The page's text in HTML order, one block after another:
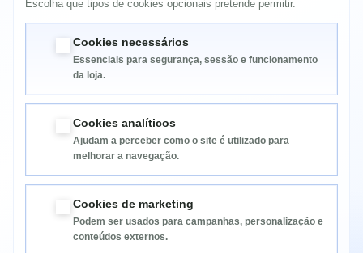
HP Color LaserJet CM1017 MFP
Informação
Categorias
Escolha que tipos de cookies opcionais pretende permitir.
Cookies necessários
Essenciais para segurança, sessão e funcionamento
da loja.
Cookies analíticos
Ajudam a perceber como o site é utilizado para
melhorar a navegação.
Cookies de marketing
Podem ser usados para campanhas, personalização e
conteúdos externos.